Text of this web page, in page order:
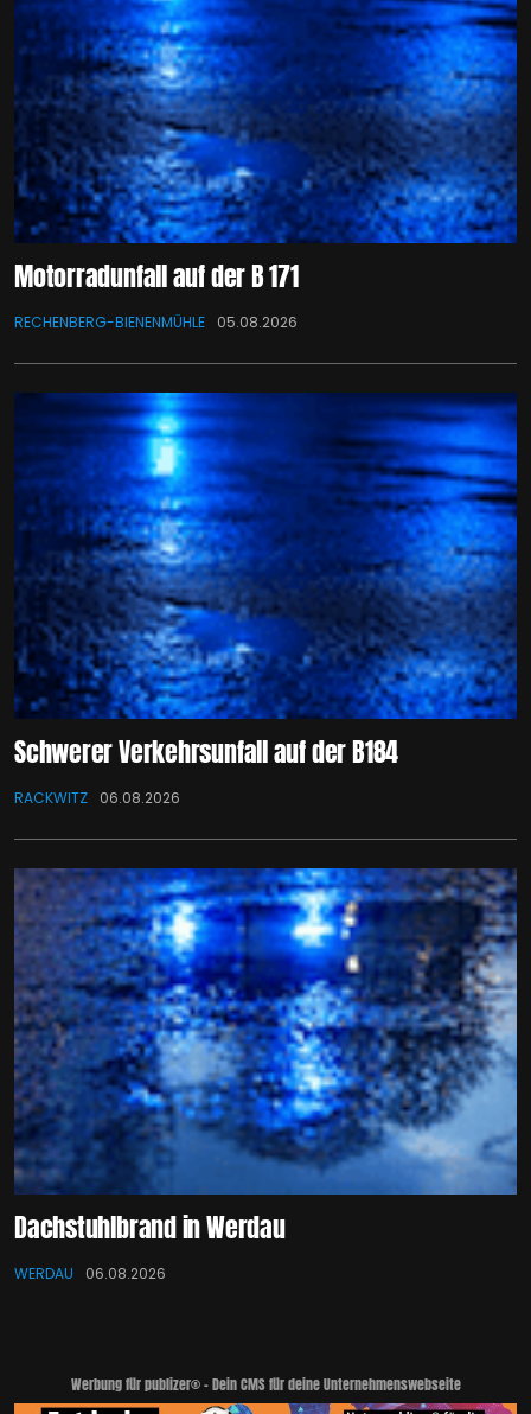
Motorradunfall auf der B 171
RECHENBERG-BIENENMÜHLE 05.08.2026
Schwerer Verkehrsunfall auf der B184
RACKWITZ 06.08.2026
Dachstuhlbrand in Werdau
WERDAU 06.08.2026
Werbung für publizer® - Dein CMS für deine Unternehmenswebseite